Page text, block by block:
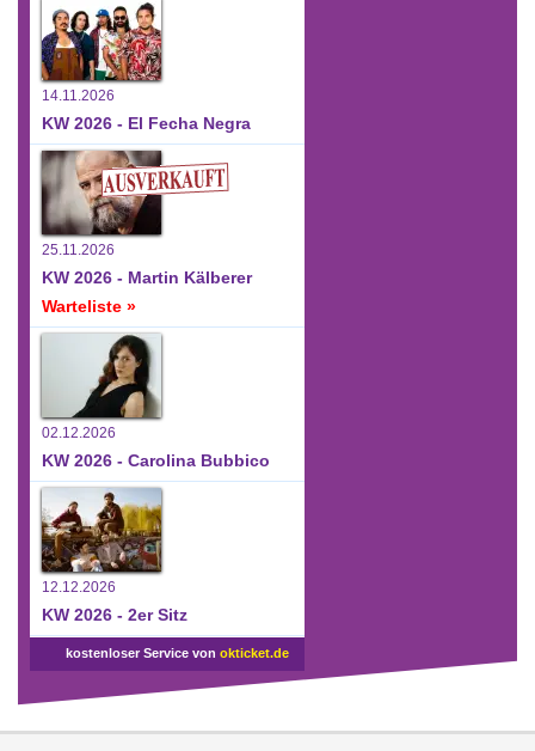
14.11.2026
KW 2026 - El Fecha Negra
25.11.2026
KW 2026 - Martin Kälberer
Warteliste »
02.12.2026
KW 2026 - Carolina Bubbico
12.12.2026
KW 2026 - 2er Sitz
kostenloser Service von okticket.de